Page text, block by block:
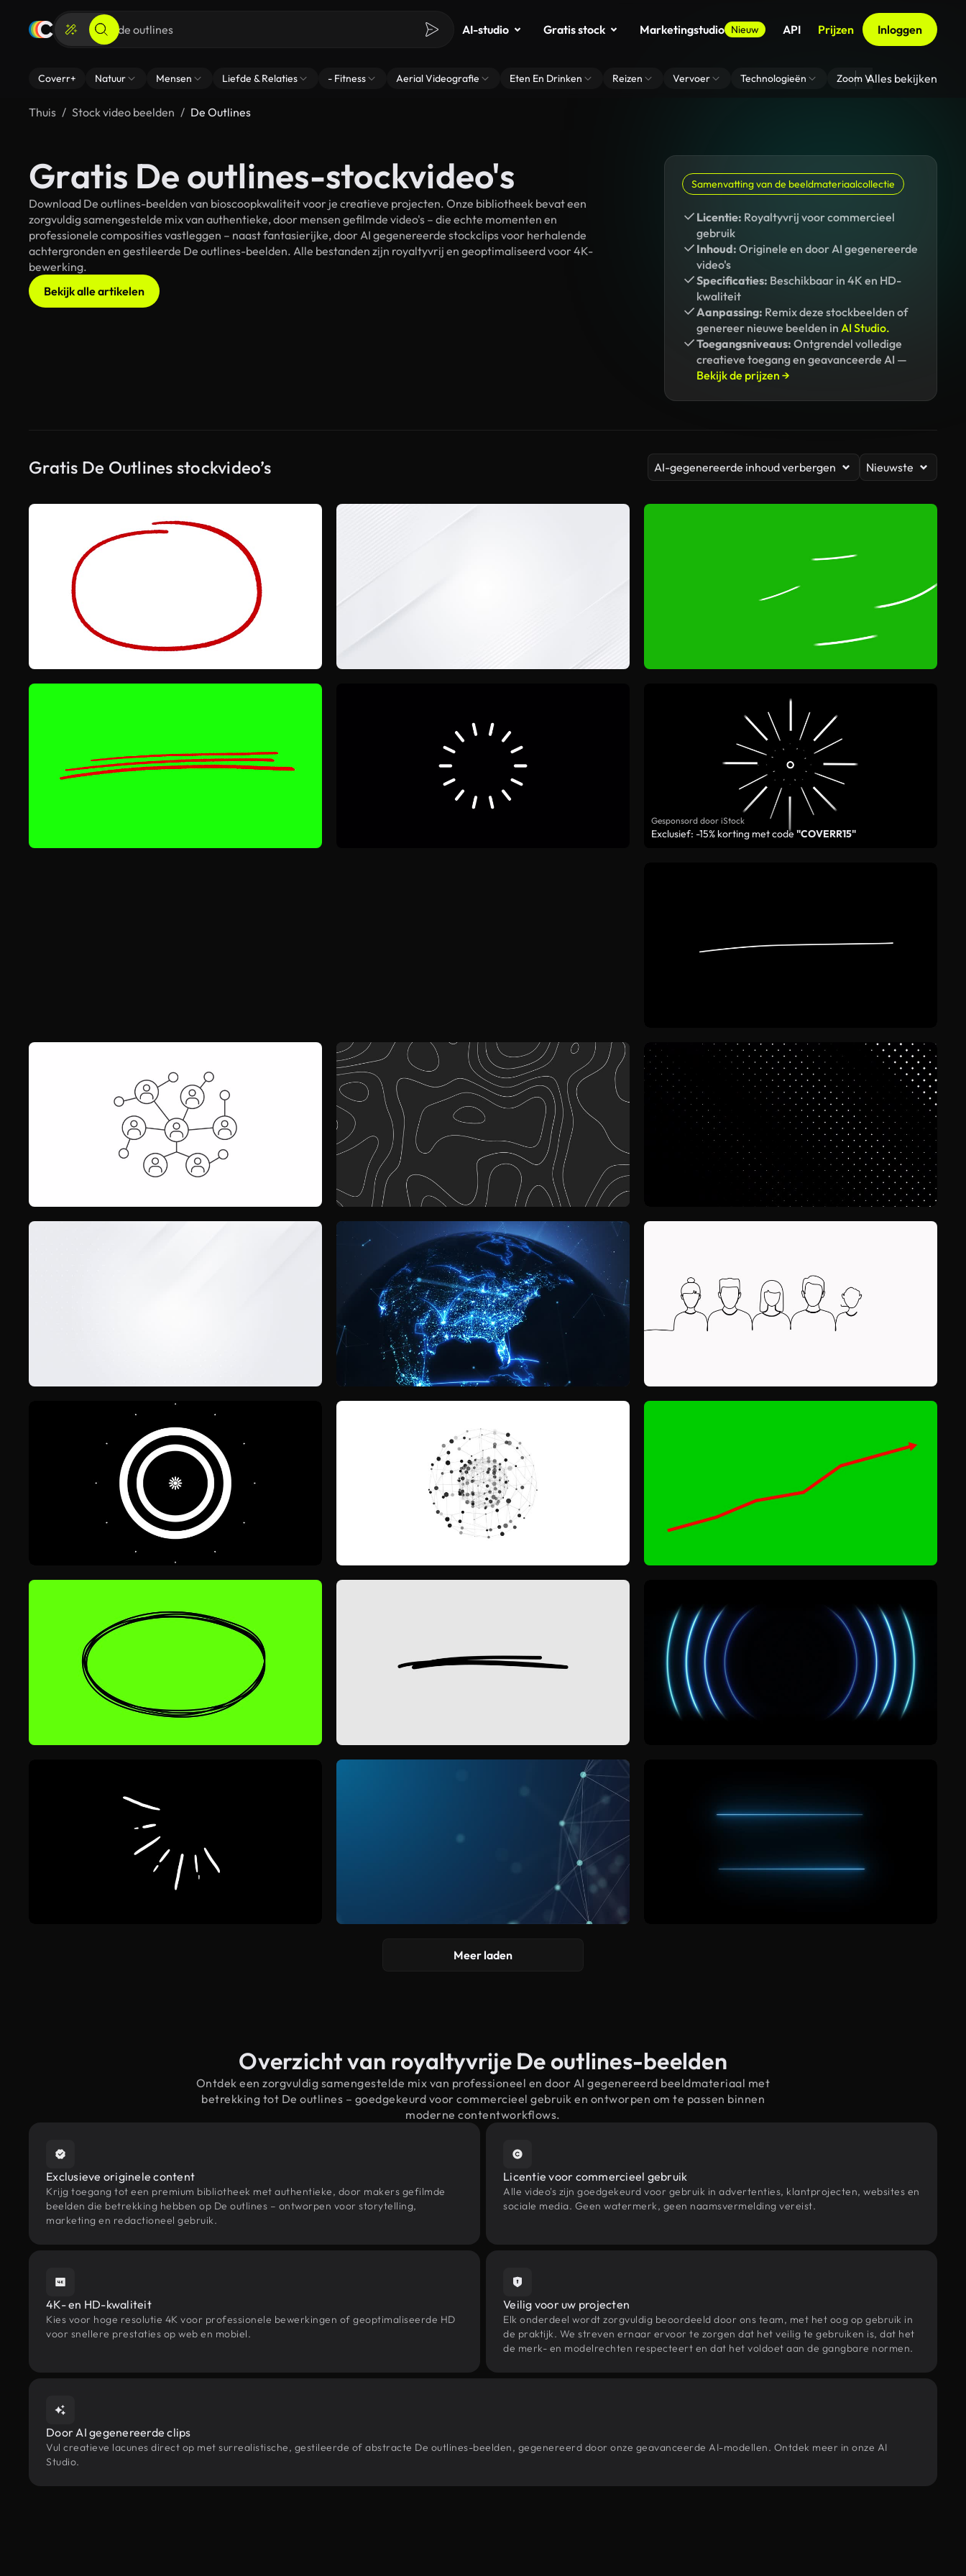
AI-studio Gratis stock Marketingstudio Nieuw API Prijzen Inloggen
Coverr+ Natuur Mensen Liefde & Relaties - Fitness Aerial Videografie Eten En Drinken Reizen Vervoer Technologieën Zoom Virtuele
Alles bekijken
Thuis Stock video beelden De Outlines
Gratis De outlines-stockvideo's
Download De outlines-beelden van bioscoopkwaliteit voor je creatieve projecten. Onze bibliotheek bevat een
zorgvuldig samengestelde mix van authentieke, door mensen gefilmde video's – die echte momenten en
professionele composities vastleggen – naast fantasierijke, door AI gegenereerde stockclips voor herhalende
achtergronden en gestileerde De outlines-beelden. Alle bestanden zijn royaltyvrij en geoptimaliseerd voor 4K-
bewerking.
Bekijk alle artikelen
Samenvatting van de beeldmateriaalcollectie
Licentie: Royaltyvrij voor commercieel
gebruik
Inhoud: Originele en door AI gegenereerde
video's
Specificaties: Beschikbaar in 4K en HD-
kwaliteit
Aanpassing: Remix deze stockbeelden of
genereer nieuwe beelden in AI Studio.
Toegangsniveaus: Ontgrendel volledige
creatieve toegang en geavanceerde AI —
Bekijk de prijzen →
Gratis De Outlines stockvideo’s AI-gegenereerde inhoud verbergen Nieuwste
Gesponsord door iStock
Exclusief: -15% korting met code "COVERR15"
Meer laden
Overzicht van royaltyvrije De outlines-beelden
Ontdek een zorgvuldig samengestelde mix van professioneel en door AI gegenereerd beeldmateriaal met
betrekking tot De outlines – goedgekeurd voor commercieel gebruik en ontworpen om te passen binnen
moderne contentworkflows.
Exclusieve originele content
Krijg toegang tot een premium bibliotheek met authentieke, door makers gefilmde
beelden die betrekking hebben op De outlines – ontworpen voor storytelling,
marketing en redactioneel gebruik.
Licentie voor commercieel gebruik
Alle video's zijn goedgekeurd voor gebruik in advertenties, klantprojecten, websites en
sociale media. Geen watermerk, geen naamsvermelding vereist.
4K- en HD-kwaliteit
Kies voor hoge resolutie 4K voor professionele bewerkingen of geoptimaliseerde HD
voor snellere prestaties op web en mobiel.
Veilig voor uw projecten
Elk onderdeel wordt zorgvuldig beoordeeld door ons team, met het oog op gebruik in
de praktijk. We streven ernaar ervoor te zorgen dat het veilig te gebruiken is, dat het
de merk- en modelrechten respecteert en dat het voldoet aan de gangbare normen.
Door AI gegenereerde clips
Vul creatieve lacunes direct op met surrealistische, gestileerde of abstracte De outlines-beelden, gegenereerd door onze geavanceerde AI-modellen. Ontdek meer in onze AI
Studio.